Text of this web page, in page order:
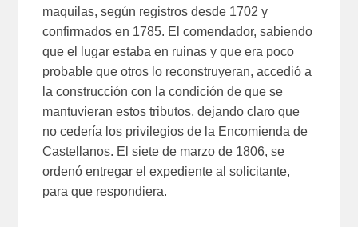
maquilas, según registros desde 1702 y
confirmados en 1785. El comendador, sabiendo
que el lugar estaba en ruinas y que era poco
probable que otros lo reconstruyeran, accedió a
la construcción con la condición de que se
mantuvieran estos tributos, dejando claro que
no cedería los privilegios de la Encomienda de
Castellanos. El siete de marzo de 1806, se
ordenó entregar el expediente al solicitante,
para que respondiera.